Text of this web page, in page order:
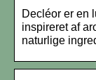
Decléor er en
inspireret af
naturlige